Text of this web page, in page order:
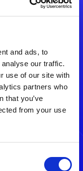
and ads, to
our traffic.
use of our site with
partners who
that you’ve
from your use